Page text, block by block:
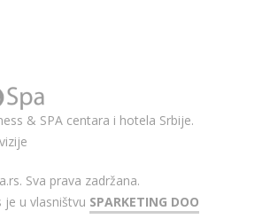
& SPA centara i hotela Srbije.
Sva prava zadržana.
je u vlasništvu SPARKETING DOO